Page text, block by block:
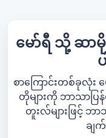
မော်ရီ သို့ ဆာ
စာကြောင်းတစ်ခုလုံး
တိုများကို ဘာသာပြ
တူးလ်များဖြင့် ဘ
ချ